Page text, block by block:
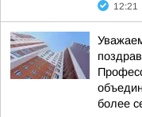
12:21
более